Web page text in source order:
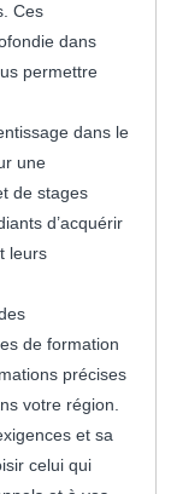
Ces
dans
permettre
dans le
une
de stages
d’acquérir
leurs
de formation
précises
votre région.
et sa
celui qui